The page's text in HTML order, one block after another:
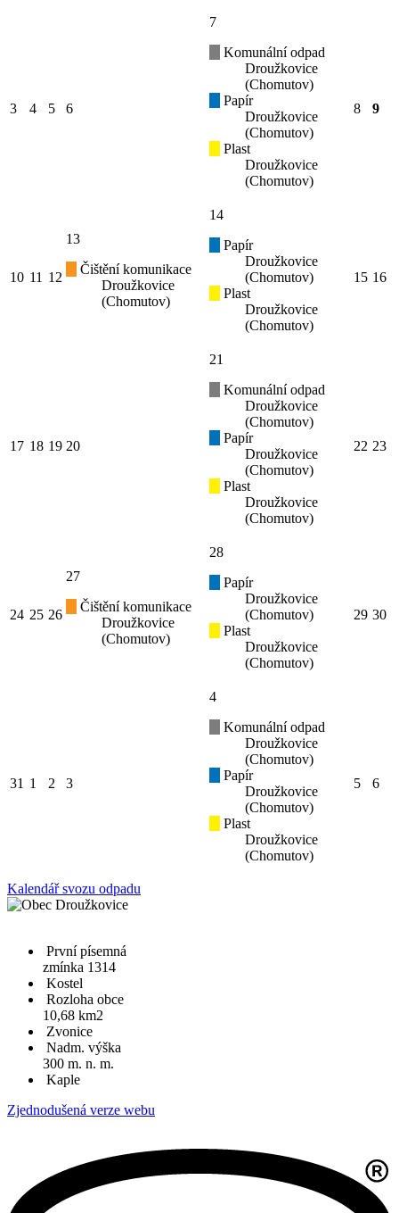
3 4 5 6
7
Komunální odpad
Droužkovice
(Chomutov)
Papír
Droužkovice
(Chomutov)
Plast
Droužkovice
(Chomutov)
8 9
10 11 12
13
Čištění komunikace
Droužkovice
(Chomutov)
14
Papír
Droužkovice
(Chomutov)
Plast
Droužkovice
(Chomutov)
15 16
17 18 19 20
21
Komunální odpad
Droužkovice
(Chomutov)
Papír
Droužkovice
(Chomutov)
Plast
Droužkovice
(Chomutov)
22 23
24 25 26
27
Čištění komunikace
Droužkovice
(Chomutov)
28
Papír
Droužkovice
(Chomutov)
Plast
Droužkovice
(Chomutov)
29 30
31 1 2 3
4
Komunální odpad
Droužkovice
(Chomutov)
Papír
Droužkovice
(Chomutov)
Plast
Droužkovice
(Chomutov)
5 6
Kalendář svozu odpadu
První písemná
zmínka 1314
Kostel
Rozloha obce
10,68 km2
Zvonice
Nadm. výška
300 m. n. m.
Kaple
Zjednodušená verze webu